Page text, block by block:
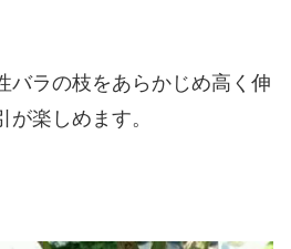
バラの枝をあらかじめ高く伸
楽しめます。